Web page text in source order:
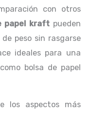
con otros
papel kraft pueden
peso sin rasgarse
ideales para una
bolsa de papel
los aspectos más